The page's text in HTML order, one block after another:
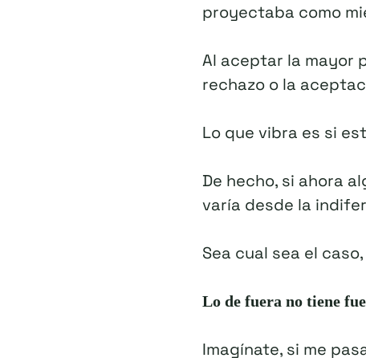
proyectaba como
Al aceptar la mayor
rechazo o la
Lo que vibra es si
De hecho, si ahora
varía desde la
Sea cual sea el
Lo de fuera no tiene
Imagínate, si me